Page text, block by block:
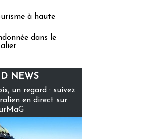
à haute
dans le
NEWS
un regard : suivez
en direct sur